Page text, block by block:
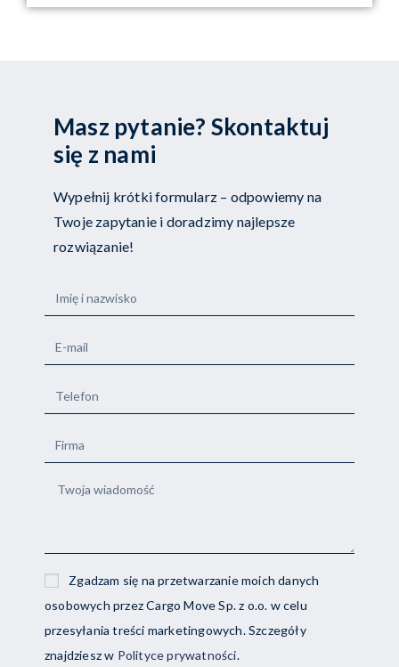
Masz pytanie? Skontaktuj
się z nami
Wypełnij krótki formularz – odpowiemy na
Twoje zapytanie i doradzimy najlepsze
rozwiązanie!
Zgadzam się na przetwarzanie moich danych
osobowych przez Cargo Move Sp. z o.o. w celu
przesyłania treści marketingowych. Szczegóły
znajdziesz w Polityce prywatności.